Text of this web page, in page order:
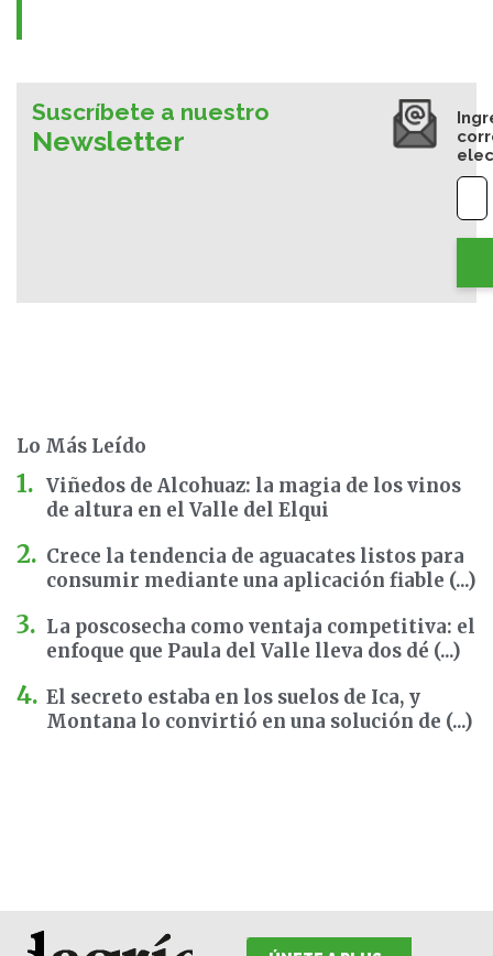
Suscríbete a nuestro
Newsletter
Lo Más Leído
Viñedos de Alcohuaz: la magia de los vinos
de altura en el Valle del Elqui
Crece la tendencia de aguacates listos para
consumir mediante una aplicación fiable (...)
La poscosecha como ventaja competitiva: el
enfoque que Paula del Valle lleva dos dé (...)
El secreto estaba en los suelos de Ica, y
Montana lo convirtió en una solución de (...)